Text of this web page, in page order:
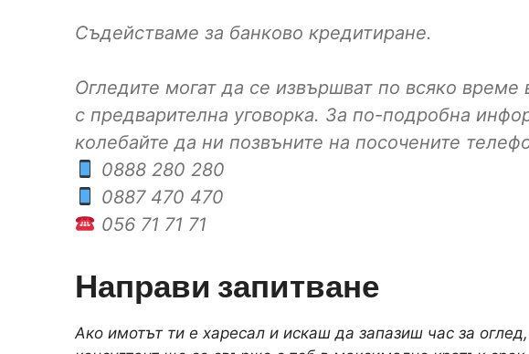
Съдействаме за банково кредитиране.
Огледите могат да се извършват по всяко
с предварителна уговорка. За по-подробна
колебайте да ни позвъните на посочените
0888 280 280
0887 470 470
056 71 71 71
Направи запитване
Ако имотът ти е харесал и искаш да запазиш час за